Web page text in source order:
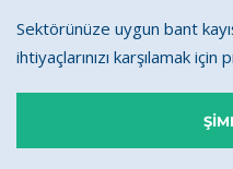
Sektörünüze uygun bant
ihtiyaçlarınızı karşılamak